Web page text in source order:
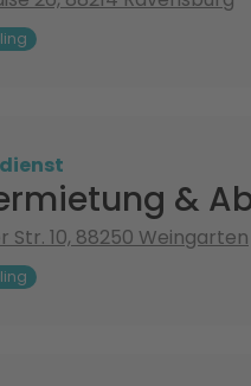
&
Str. 10, 88250 Weingarten